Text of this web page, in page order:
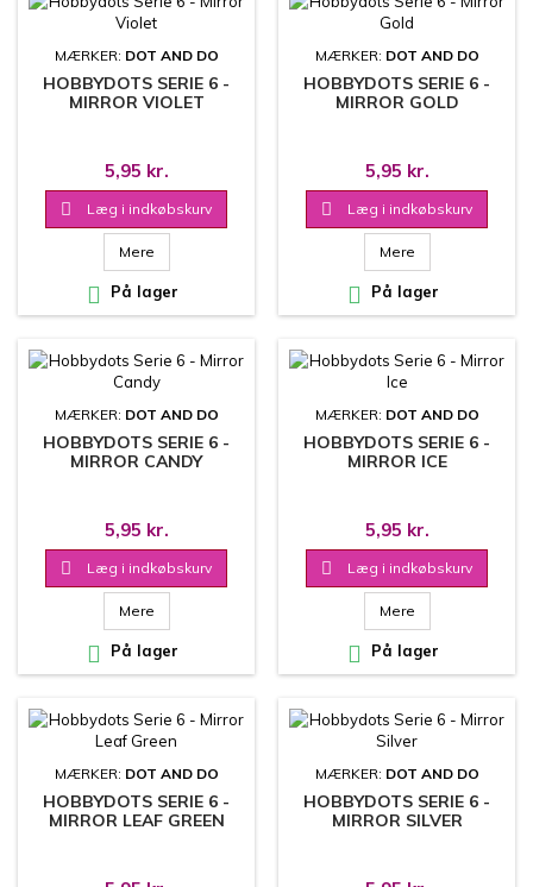
MÆRKER: DOT AND DO
HOBBYDOTS SERIE 6 -
MIRROR VIOLET
5,95 kr.
 Læg i indkøbskurv
Mere
 På lager
MÆRKER: DOT AND DO
HOBBYDOTS SERIE 6 -
MIRROR GOLD
5,95 kr.
 Læg i indkøbskurv
Mere
 På lager
MÆRKER: DOT AND DO
HOBBYDOTS SERIE 6 -
MIRROR CANDY
5,95 kr.
 Læg i indkøbskurv
Mere
 På lager
MÆRKER: DOT AND DO
HOBBYDOTS SERIE 6 -
MIRROR ICE
5,95 kr.
 Læg i indkøbskurv
Mere
 På lager
MÆRKER: DOT AND DO
HOBBYDOTS SERIE 6 -
MIRROR LEAF GREEN
MÆRKER: DOT AND DO
HOBBYDOTS SERIE 6 -
MIRROR SILVER